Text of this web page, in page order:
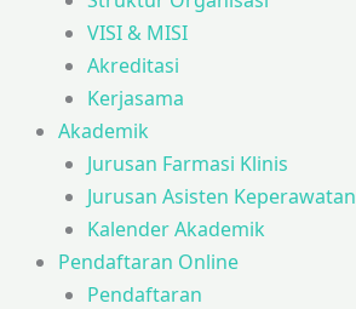
VISI & MISI
Akreditasi
Kerjasama
Akademik
Jurusan Farmasi Klinis
Jurusan Asisten Keperawatan
Kalender Akademik
Pendaftaran Online
Pendaftaran